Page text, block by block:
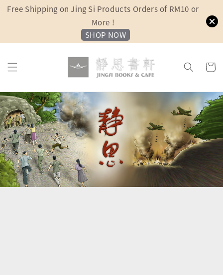
Free Shipping on Jing Si Products Orders of RM10 or
More !
SHOP NOW